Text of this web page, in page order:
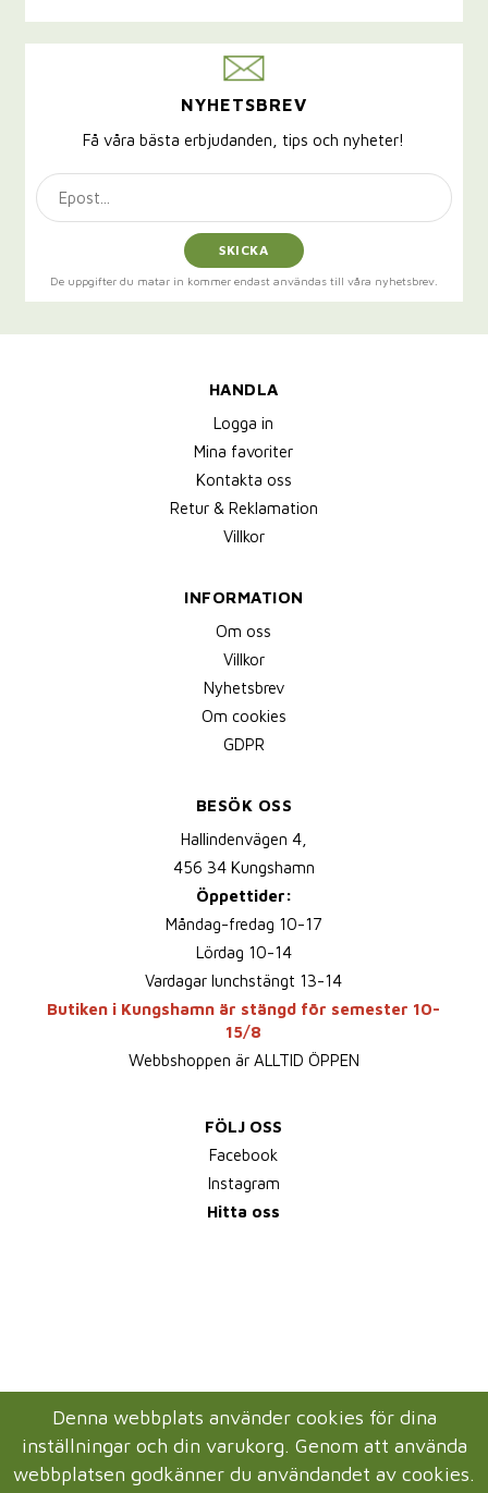
NYHETSBREV
Få våra bästa erbjudanden, tips och nyheter!
SKICKA
De uppgifter du matar in kommer endast användas till våra nyhetsbrev.
HANDLA
Logga in
Mina favoriter
Kontakta oss
Retur & Reklamation
Villkor
INFORMATION
Om oss
Villkor
Nyhetsbrev
Om cookies
GDPR
BESÖK OSS
Hallindenvägen 4,
456 34 Kungshamn
Öppettider:
Måndag-fredag 10-17
Lördag 10-14
Vardagar lunchstängt 13-14
Butiken i Kungshamn är stängd för semester 10-
15/8
Webbshoppen är ALLTID ÖPPEN
FÖLJ OSS
Facebook
Instagram
Hitta oss
Denna webbplats använder cookies för dina
inställningar och din varukorg. Genom att använda
webbplatsen godkänner du användandet av cookies.